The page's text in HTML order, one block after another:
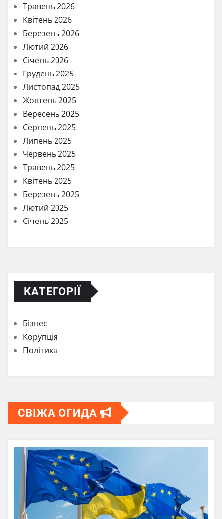
Травень 2026
Квітень 2026
Березень 2026
Лютий 2026
Січень 2026
Грудень 2025
Листопад 2025
Жовтень 2025
Вересень 2025
Серпень 2025
Липень 2025
Червень 2025
Травень 2025
Квітень 2025
Березень 2025
Лютий 2025
Січень 2025
КАТЕГОРІЇ
Бізнес
Корупція
Політика
СВІЖА ОГИДА